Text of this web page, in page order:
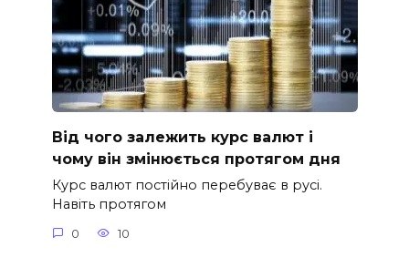
Від чого залежить курс валют і
чому він змінюється протягом дня
Курс валют постійно перебуває в русі.
Навіть протягом
0 10